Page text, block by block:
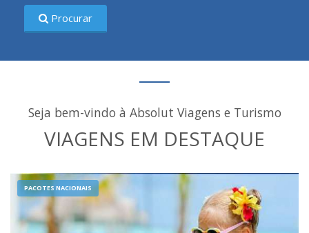
Procurar
Seja bem-vindo à Absolut Viagens e Turismo
VIAGENS EM DESTAQUE
PACOTES NACIONAIS